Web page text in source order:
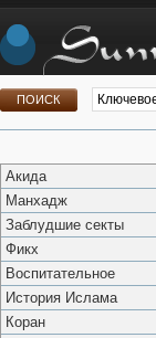
Акида
Манхадж
Заблудшие секты
Фикх
Воспитательное
История Ислама
Коран